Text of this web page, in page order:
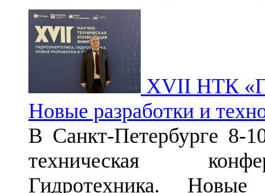
XVII НТК
Новые разработки и
В Санкт-Петербурге 8-
техническая
Гидротехника.